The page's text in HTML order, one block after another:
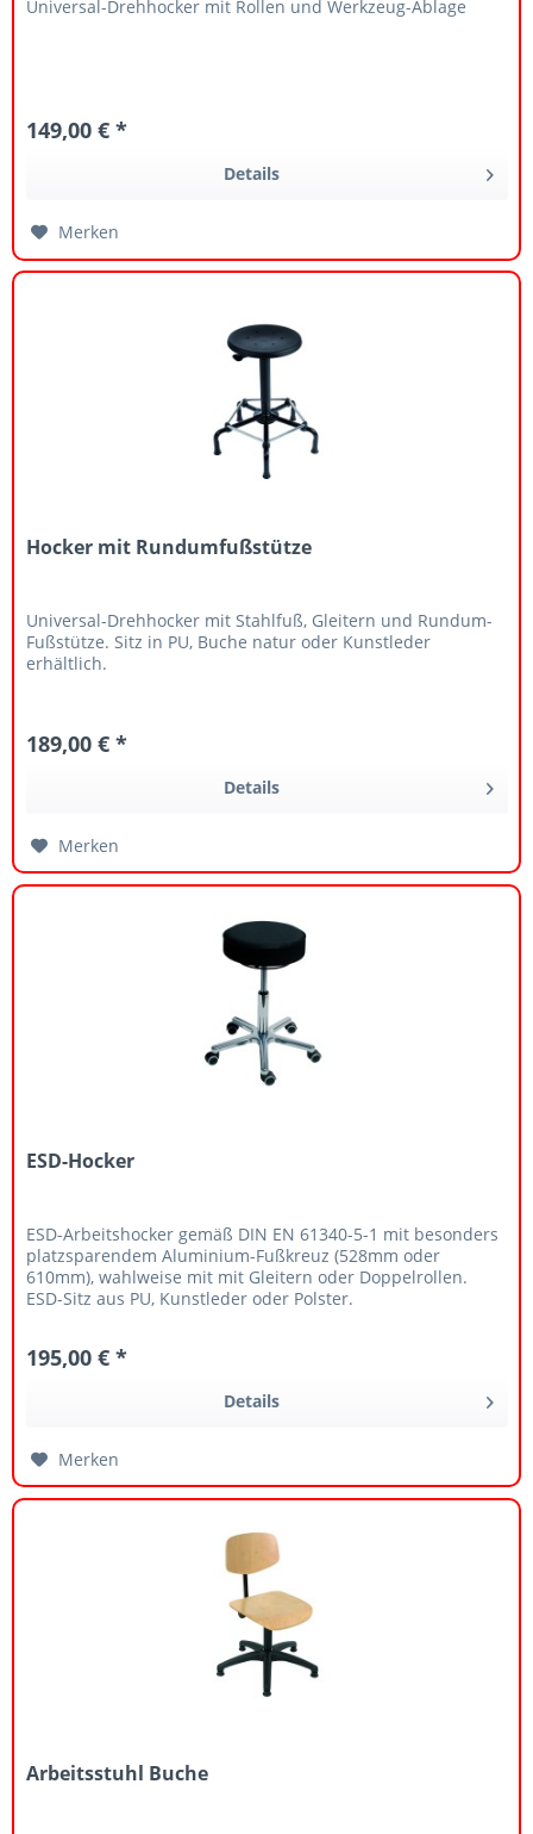
Universal-Drehhocker mit Rollen und Werkzeug-Ablage
149,00 € *
Details
Merken
Hocker mit Rundumfußstütze
Universal-Drehhocker mit Stahlfuß, Gleitern und Rundum-
Fußstütze. Sitz in PU, Buche natur oder Kunstleder
erhältlich.
189,00 € *
Details
Merken
ESD-Hocker
ESD-Arbeitshocker gemäß DIN EN 61340-5-1 mit besonders
platzsparendem Aluminium-Fußkreuz (528mm oder
610mm), wahlweise mit mit Gleitern oder Doppelrollen.
ESD-Sitz aus PU, Kunstleder oder Polster.
195,00 € *
Details
Merken
Arbeitsstuhl Buche